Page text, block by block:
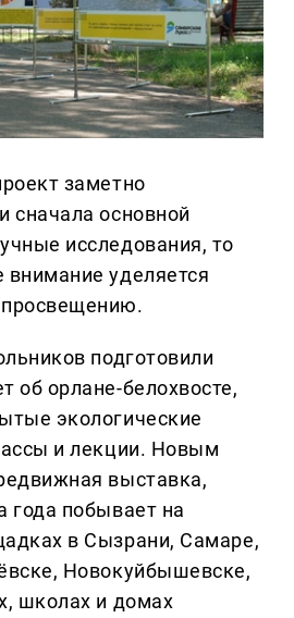
заметно
сначала основной
исследования, то
внимание уделяется
просвещению.
подготовили
об орлане-белохвосте,
экологические
и лекции. Новым
выставка,
года побывает на
в Сызрани, Самаре,
Новокуйбышевске,
школах и домах